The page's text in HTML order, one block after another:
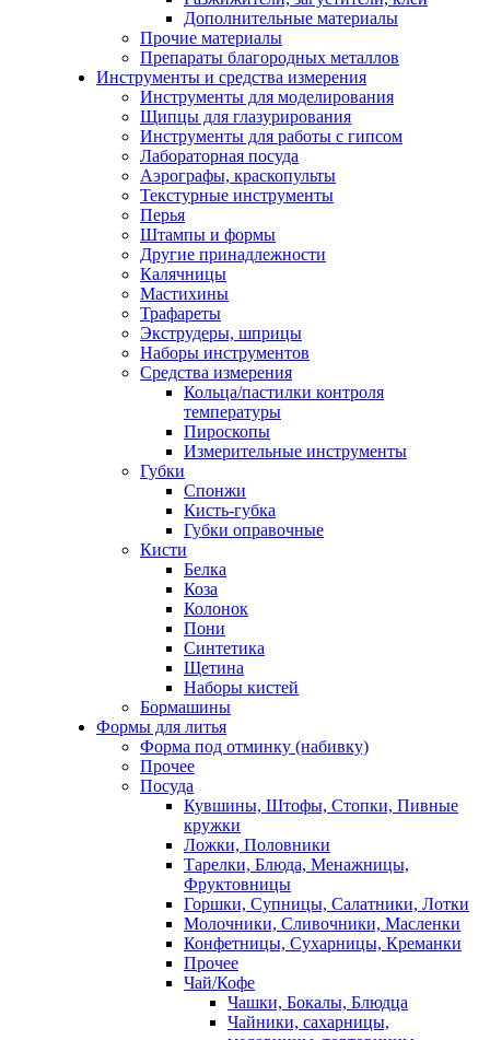
Дополнительные материалы
Прочие материалы
Препараты благородных металлов
Инструменты и средства измерения
Инструменты для моделирования
Щипцы для глазурирования
Инструменты для работы с гипсом
Лабораторная посуда
Аэрографы, краскопульты
Текстурные инструменты
Перья
Штампы и формы
Другие принадлежности
Калячницы
Мастихины
Трафареты
Экструдеры, шприцы
Наборы инструментов
Средства измерения
Кольца/пастилки контроля
температуры
Пироскопы
Измерительные инструменты
Губки
Спонжи
Кисть-губка
Губки оправочные
Кисти
Белка
Коза
Колонок
Пони
Синтетика
Щетина
Наборы кистей
Бормашины
Формы для литья
Форма под отминку (набивку)
Прочее
Посуда
Кувшины, Штофы, Стопки, Пивные
кружки
Ложки, Половники
Тарелки, Блюда, Менажницы,
Фруктовницы
Горшки, Супницы, Салатники, Лотки
Молочники, Сливочники, Масленки
Конфетницы, Сухарницы, Креманки
Прочее
Чай/Кофе
Чашки, Бокалы, Блюдца
Чайники, сахарницы,